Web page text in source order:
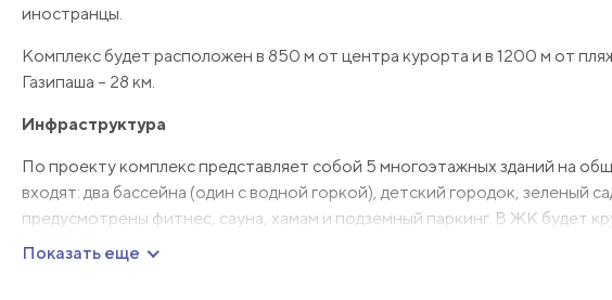
иностранцы.
Комплекс будет расположен в 850 м от центра курорта и в 1200 м от
Газипаша – 28 км.
Инфраструктура
По проекту комплекс представляет собой 5 многоэтажных зданий на
входят: два бассейна (один с водной горкой), детский городок, зеленый
предусмотрены фитнес, сауна, хамам и подземный паркинг. В ЖК будет
Апартаменты
Показать еще